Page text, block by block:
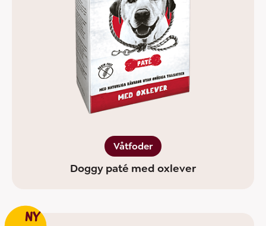
Våtfoder
Doggy paté med oxlever
NY